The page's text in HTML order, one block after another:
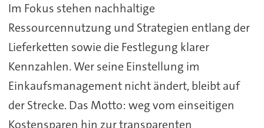
Im Fokus stehen nachhaltige
Ressourcennutzung und Strategien entlang der
Lieferketten sowie die Festlegung klarer
Kennzahlen. Wer seine Einstellung im
Einkaufsmanagement nicht ändert, bleibt auf
der Strecke. Das Motto: weg vom einseitigen
Kostensparen hin zur transparenten